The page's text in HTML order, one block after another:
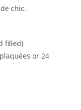
chic.
filled)
or 24